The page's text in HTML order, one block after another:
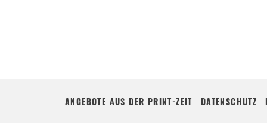
ANGEBOTE AUS DER PRINT-ZEIT DATENSCHUTZ